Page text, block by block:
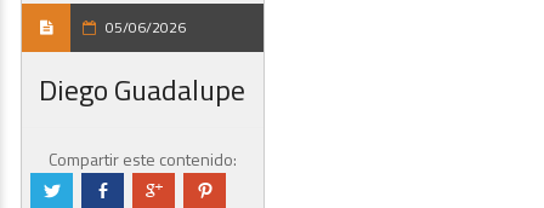
05/06/2026
Diego Guadalupe
Compartir este contenido:
a b c d